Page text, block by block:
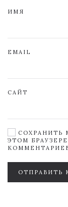
ИМЯ
EMAIL
САЙТ
СОХРАНИТЬ
ЭТОМ
ОТПРАВИТЬ